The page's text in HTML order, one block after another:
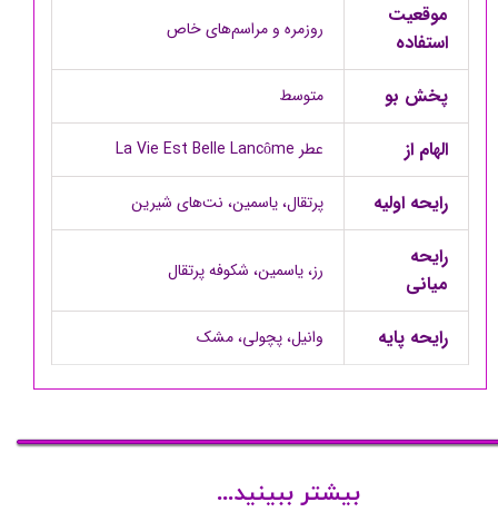
موقعیت
استفاده
روزمره و مراسم‌های خاص
پخش بو متوسط
الهام از عطر La Vie Est Belle Lancôme
رایحه اولیه پرتقال، یاسمین، نت‌های شیرین
رایحه
میانی
رز، یاسمین، شکوفه پرتقال
رایحه پایه وانیل، پچولی، مشک
بیشتر ببینید...